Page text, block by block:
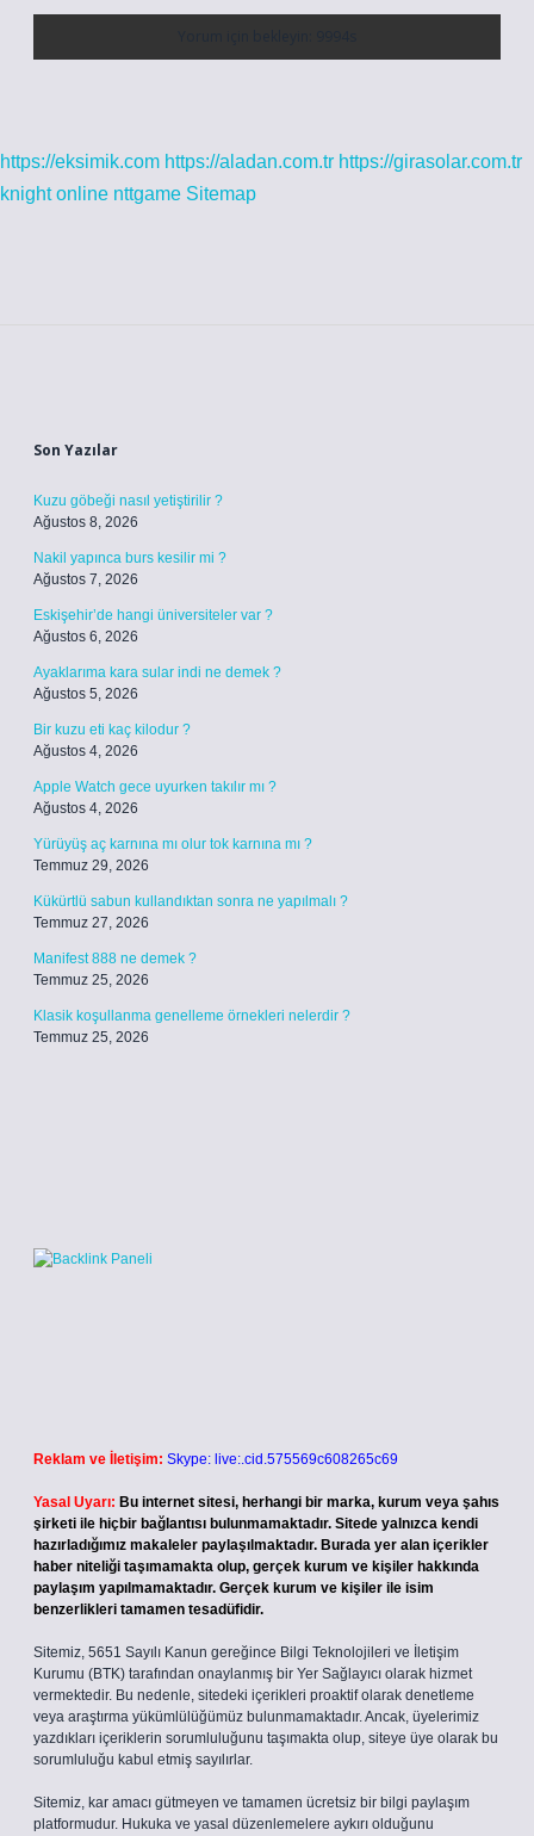
https://eksimik.com https://aladan.com.tr https://girasolar.com.tr
knight online nttgame Sitemap
Son Yazılar
Kuzu göbeği nasıl yetiştirilir ?
Ağustos 8, 2026
Nakil yapınca burs kesilir mi ?
Ağustos 7, 2026
Eskişehir’de hangi üniversiteler var ?
Ağustos 6, 2026
Ayaklarıma kara sular indi ne demek ?
Ağustos 5, 2026
Bir kuzu eti kaç kilodur ?
Ağustos 4, 2026
Apple Watch gece uyurken takılır mı ?
Ağustos 4, 2026
Yürüyüş aç karnına mı olur tok karnına mı ?
Temmuz 29, 2026
Kükürtlü sabun kullandıktan sonra ne yapılmalı ?
Temmuz 27, 2026
Manifest 888 ne demek ?
Temmuz 25, 2026
Klasik koşullanma genelleme örnekleri nelerdir ?
Temmuz 25, 2026
Reklam ve İletişim: Skype: live:.cid.575569c608265c69
Yasal Uyarı: Bu internet sitesi, herhangi bir marka, kurum veya şahıs
şirketi ile hiçbir bağlantısı bulunmamaktadır. Sitede yalnızca kendi
hazırladığımız makaleler paylaşılmaktadır. Burada yer alan içerikler
haber niteliği taşımamakta olup, gerçek kurum ve kişiler hakkında
paylaşım yapılmamaktadır. Gerçek kurum ve kişiler ile isim
benzerlikleri tamamen tesadüfidir.
Sitemiz, 5651 Sayılı Kanun gereğince Bilgi Teknolojileri ve İletişim
Kurumu (BTK) tarafından onaylanmış bir Yer Sağlayıcı olarak hizmet
vermektedir. Bu nedenle, sitedeki içerikleri proaktif olarak denetleme
veya araştırma yükümlülüğümüz bulunmamaktadır. Ancak, üyelerimiz
yazdıkları içeriklerin sorumluluğunu taşımakta olup, siteye üye olarak bu
sorumluluğu kabul etmiş sayılırlar.
Sitemiz, kar amacı gütmeyen ve tamamen ücretsiz bir bilgi paylaşım
platformudur. Hukuka ve yasal düzenlemelere aykırı olduğunu